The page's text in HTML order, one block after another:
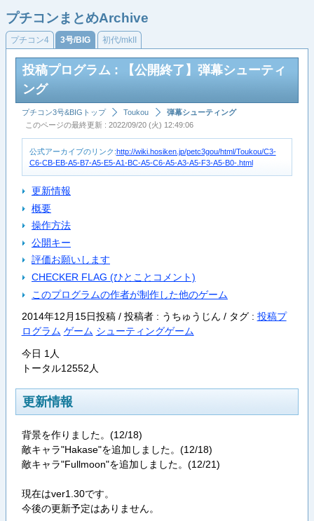
プチコンまとめArchive
プチコン4 3号/BIG 初代/mkII
投稿プログラム : 【公開終了】弾幕シューティ
ング
プチコン3号&BIGトップ Toukou
弾幕シューティング
このページの最終更新 : 2022/09/20 (火) 12:49:06
公式アーカイブのリンク:http://wiki.hosiken.jp/petc3gou/html/Toukou/C3-
C6-CB-EB-A5-B7-A5-E5-A1-BC-A5-C6-A5-A3-A5-F3-A5-B0-.html
更新情報
概要
操作方法
公開キー
評価お願いします
CHECKER FLAG (ひとことコメント)
このプログラムの作者が制作した他のゲーム
2014年12月15日投稿 / 投稿者 : うちゅうじん / タグ : 投稿プ
ログラム ゲーム シューティングゲーム
今日 1人
トータル12552人
更新情報
背景を作りました。(12/18)
敵キャラ"Hakase"を追加しました。(12/18)
敵キャラ"Fullmoon"を追加しました。(12/21)
現在はver1.30です。
今後の更新予定はありません。